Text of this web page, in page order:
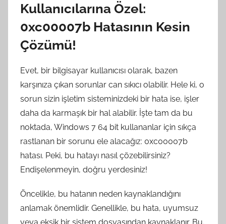
Kullanıcılarına Özel:
0xc00007b Hatasının Kesin
Çözümü!
Evet, bir bilgisayar kullanıcısı olarak, bazen
karşınıza çıkan sorunlar can sıkıcı olabilir. Hele ki, o
sorun sizin işletim sisteminizdeki bir hata ise, işler
daha da karmaşık bir hal alabilir. İşte tam da bu
noktada, Windows 7 64 bit kullananlar için sıkça
rastlanan bir sorunu ele alacağız: 0xc00007b
hatası. Peki, bu hatayı nasıl çözebilirsiniz?
Endişelenmeyin, doğru yerdesiniz!
Öncelikle, bu hatanın neden kaynaklandığını
anlamak önemlidir. Genellikle, bu hata, uyumsuz